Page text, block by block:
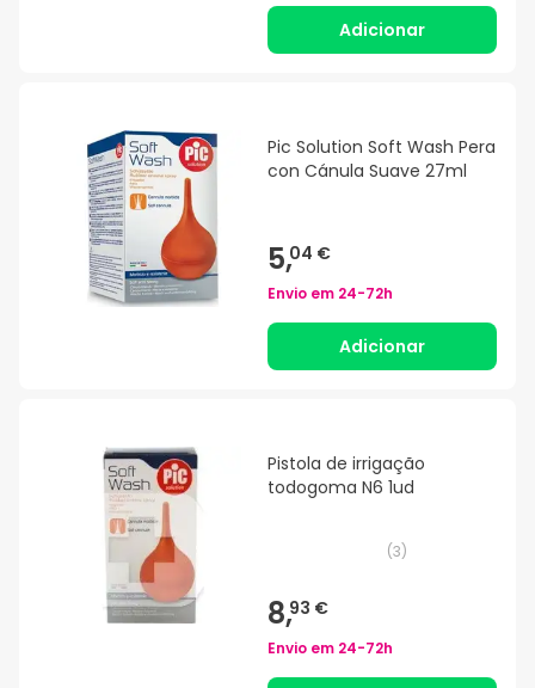
Adicionar
Pic Solution Soft Wash Pera
con Cánula Suave 27ml
5,04 €
Envio em 24-72h
Adicionar
Pistola de irrigação
todogoma N6 1ud
(3)
8,93 €
Envio em 24-72h